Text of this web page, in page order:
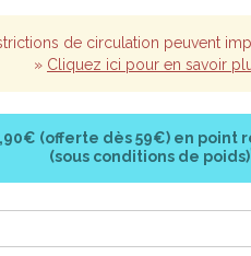
de circulation peuvent
» Cliquez ici pour en savoir
(offerte dès 59€) en point
(sous conditions de poids)